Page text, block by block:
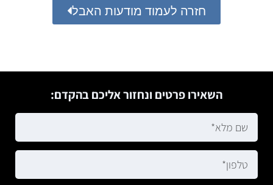
חזרה לעמוד מודעות האבל
השאירו פרטים ונחזור אליכם בהקדם: